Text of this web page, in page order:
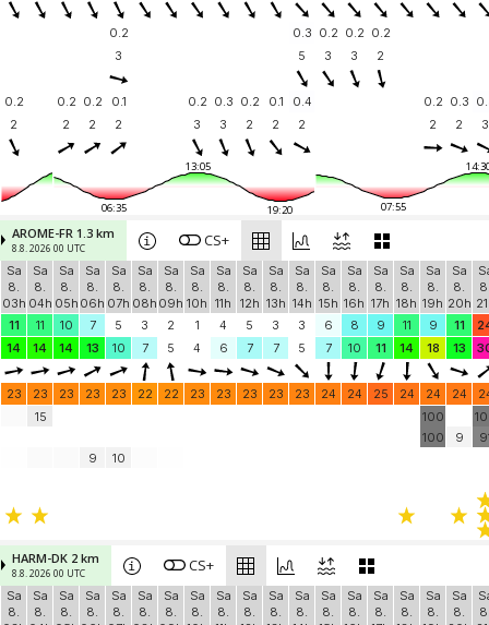
0.2 0.3 0.2 0.2 0.2
3
5 3 3 2
0.2 0.2 0.2 0.1 0.2 0.3 0.2 0.1 0.4 0.2 0.3
2
2 2 2 3 3 2 2 2 2 2 3
13:05
06:35 19:20 07:55
AROME-FR 1.3 km
8.8. 2026 00 UTC CS+
Sa
8.
03h
Sa
8.
04h
Sa
8.
05h
Sa
8.
06h
Sa
8.
07h
Sa
8.
08h
Sa
8.
09h
Sa
8.
10h
Sa
8.
11h
Sa
8.
12h
Sa
8.
13h
Sa
8.
14h
Sa
8.
15h
Sa
8.
16h
Sa
8.
17h
Sa
8.
18h
Sa
8.
19h
Sa
8.
20h
11
11 10 7 5 3 2 1 4 5 3 3 6 8 9 11 9 11
14
14 14 13 10 7 5 4 6 7 7 5 7 10 11 14 18 13
23 23 23 23 23 22 22 23 23 23 23 23 24 24 25 24 24 24
15
9 10
100
100
9
HARM-DK 2 km
8.8. 2026 00 UTC CS+
Sa
8.
Sa
8.
Sa
8.
Sa
8.
Sa
8.
Sa
8.
Sa
8.
Sa
8.
Sa
8.
Sa
8.
Sa
8.
Sa
8.
Sa
8.
Sa
8.
Sa
8.
Sa
8.
Sa
8.
Sa
8.